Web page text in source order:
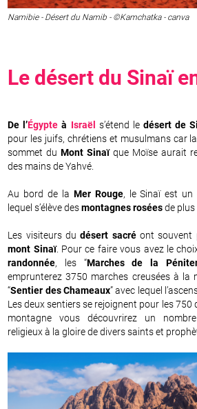
Namibie - Désert du Namib - ©Kamchatka - canva
Le désert du Sinaï
De l’Égypte à Israël s’étend ledésert de
pour les juifs, chrétiens et musulmans car
sommet duMont Sinaïque Moïse aurait
des mains de Yahvé.
Au bord de la Mer Rouge, le Sinaï est un
lequel s’élève desmontagnes roséesde plus
Les visiteurs dudésert sacréont souvent
mont Sinaï. Pour ce faire vous avez le
randonnée, les “Marches de la
emprunterez 3750 marches creusées à la
“Sentier des Chameaux” avec lequel
Les deux sentiers se rejoignent pour les 750
montagne vous découvrirez un nombre
religieux à la gloire de divers saints et